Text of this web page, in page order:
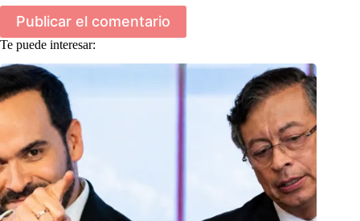
Publicar el comentario
Te puede interesar: